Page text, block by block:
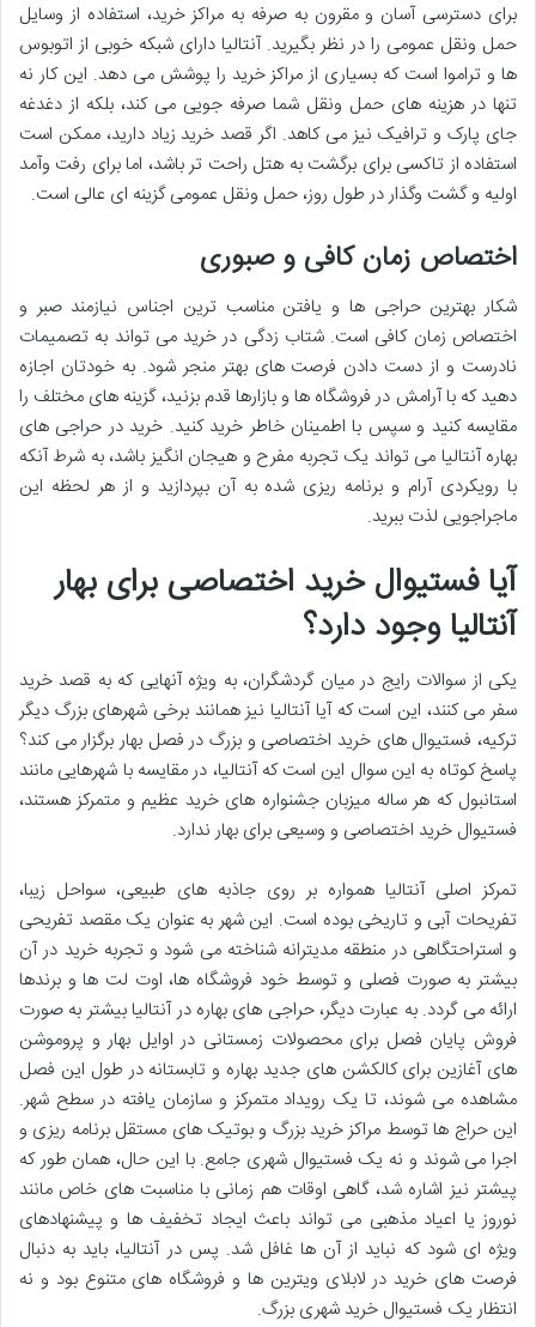
برای دسترسی آسان و مقرون به صرفه به مراکز خرید، استفاده از وسایل
حمل ونقل عمومی را در نظر بگیرید. آنتالیا دارای شبکه خوبی از اتوبوس
ها و تراموا است که بسیاری از مراکز خرید را پوشش می دهد. این کار نه
تنها در هزینه های حمل ونقل شما صرفه جویی می کند، بلکه از دغدغه
جای پارک و ترافیک نیز می کاهد. اگر قصد خرید زیاد دارید، ممکن است
استفاده از تاکسی برای برگشت به هتل راحت تر باشد، اما برای رفت وآمد
اولیه و گشت وگذار در طول روز، حمل ونقل عمومی گزینه ای عالی است.
اختصاص زمان کافی و صبوری
شکار بهترین حراجی ها و یافتن مناسب ترین اجناس نیازمند صبر و
اختصاص زمان کافی است. شتاب زدگی در خرید می تواند به تصمیمات
نادرست و از دست دادن فرصت های بهتر منجر شود. به خودتان اجازه
دهید که با آرامش در فروشگاه ها و بازارها قدم بزنید، گزینه های مختلف را
مقایسه کنید و سپس با اطمینان خاطر خرید کنید. خرید در حراجی های
بهاره آنتالیا می تواند یک تجربه مفرح و هیجان انگیز باشد، به شرط آنکه
با رویکردی آرام و برنامه ریزی شده به آن بپردازید و از هر لحظه این
ماجراجویی لذت ببرید.
آیا فستیوال خرید اختصاصی برای بهار
آنتالیا وجود دارد؟
یکی از سوالات رایج در میان گردشگران، به ویژه آنهایی که به قصد خرید
سفر می کنند، این است که آیا آنتالیا نیز همانند برخی شهرهای بزرگ دیگر
ترکیه، فستیوال های خرید اختصاصی و بزرگ در فصل بهار برگزار می کند؟
پاسخ کوتاه به این سوال این است که آنتالیا، در مقایسه با شهرهایی مانند
استانبول که هر ساله میزبان جشنواره های خرید عظیم و متمرکز هستند،
فستیوال خرید اختصاصی و وسیعی برای بهار ندارد.
تمرکز اصلی آنتالیا همواره بر روی جاذبه های طبیعی، سواحل زیبا،
تفریحات آبی و تاریخی بوده است. این شهر به عنوان یک مقصد تفریحی
و استراحتگاهی در منطقه مدیترانه شناخته می شود و تجربه خرید در آن
بیشتر به صورت فصلی و توسط خود فروشگاه ها، اوت لت ها و برندها
ارائه می گردد. به عبارت دیگر، حراجی های بهاره در آنتالیا بیشتر به صورت
فروش پایان فصل برای محصولات زمستانی در اوایل بهار و پروموشن
های آغازین برای کالکشن های جدید بهاره و تابستانه در طول این فصل
مشاهده می شوند، تا یک رویداد متمرکز و سازمان یافته در سطح شهر.
این حراج ها توسط مراکز خرید بزرگ و بوتیک های مستقل برنامه ریزی و
اجرا می شوند و نه یک فستیوال شهری جامع. با این حال، همان طور که
پیشتر نیز اشاره شد، گاهی اوقات هم زمانی با مناسبت های خاص مانند
نوروز یا اعیاد مذهبی می تواند باعث ایجاد تخفیف ها و پیشنهادهای
ویژه ای شود که نباید از آن ها غافل شد. پس در آنتالیا، باید به دنبال
فرصت های خرید در لابلای ویترین ها و فروشگاه های متنوع بود و نه
انتظار یک فستیوال خرید شهری بزرگ.